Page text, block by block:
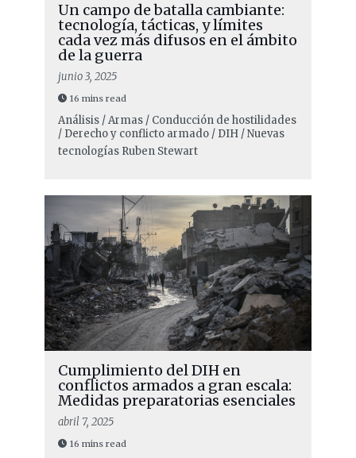
Un campo de batalla cambiante:
tecnología, tácticas, y límites
cada vez más difusos en el ámbito
de la guerra
junio 3, 2025
16 mins read
Análisis / Armas / Conducción de hostilidades
/ Derecho y conflicto armado / DIH / Nuevas
tecnologías Ruben Stewart
Cumplimiento del DIH en
conflictos armados a gran escala:
Medidas preparatorias esenciales
abril 7, 2025
16 mins read